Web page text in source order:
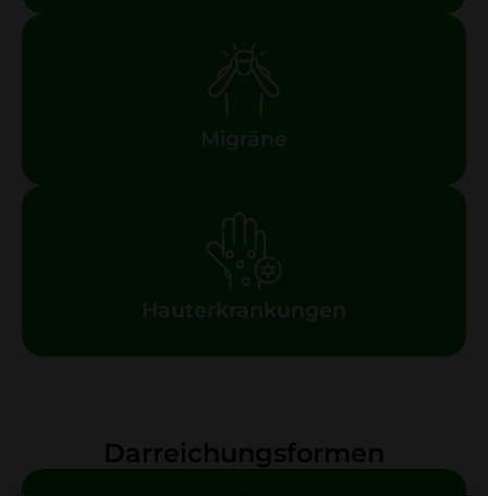
Migräne
Hauterkrankungen
Darreichungsformen